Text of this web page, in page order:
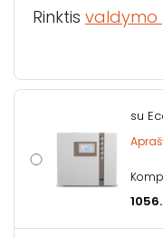
Rinktis valdymo
su